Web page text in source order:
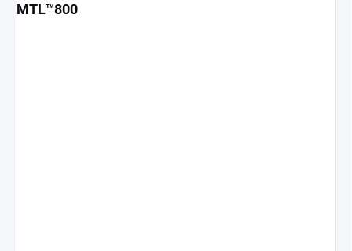
MTL™800